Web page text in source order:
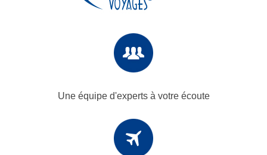
Une équipe d'experts à votre écoute